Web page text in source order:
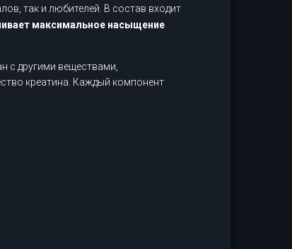
так и любителей. В состав входит
максимальное насыщение
с другими веществами,
креатина. Каждый компонент